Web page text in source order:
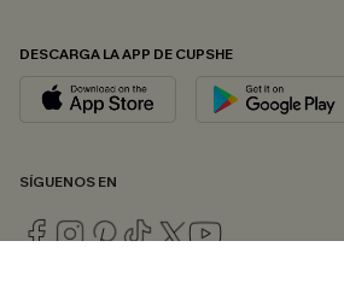
DESCARGA LA APP DE CUPSHE
SÍGUENOS EN